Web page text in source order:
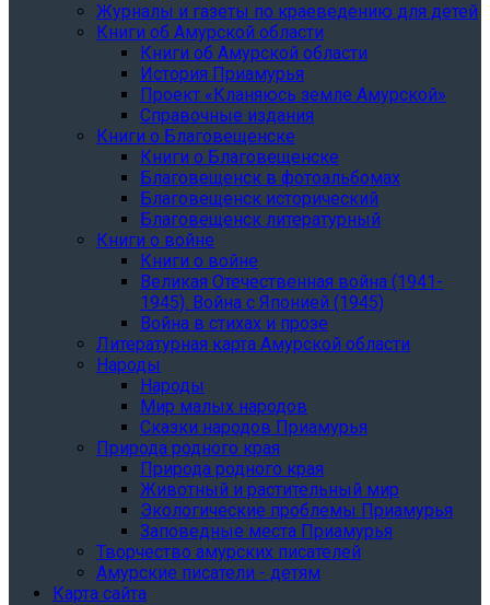
Журналы и газеты по краеведению для детей
Книги об Амурской области
Книги об Амурской области
История Приамурья
Проект «Кланяюсь земле Амурской»
Справочные издания
Книги о Благовещенске
Книги о Благовещенске
Благовещенск в фотоальбомах
Благовещенск исторический
Благовещенск литературный
Книги о войне
Книги о войне
Великая Отечественная война (1941-
1945). Война с Японией (1945)
Война в стихах и прозе
Литературная карта Амурской области
Народы
Народы
Мир малых народов
Сказки народов Приамурья
Природа родного края
Природа родного края
Животный и растительный мир
Экологические проблемы Приамурья
Заповедные места Приамурья
Творчество амурских писателей
Амурские писатели - детям
Карта сайта